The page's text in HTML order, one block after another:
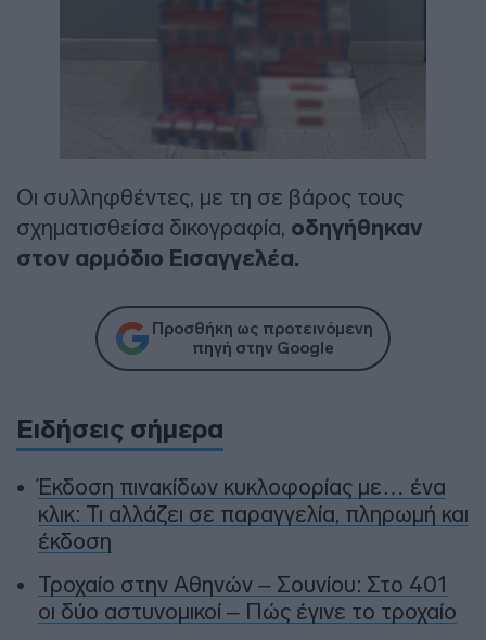
Οι συλληφθέντες, με τη σε βάρος τους
σχηματισθείσα δικογραφία, οδηγήθηκαν
στον αρμόδιο Εισαγγελέα.
Προσθήκη ως προτεινόμενη
πηγή στην Google
Ειδήσεις σήμερα
Έκδοση πινακίδων κυκλοφορίας με… ένα
κλικ: Τι αλλάζει σε παραγγελία, πληρωμή και
έκδοση
Τροχαίο στην Αθηνών – Σουνίου: Στο 401
οι δύο αστυνομικοί – Πώς έγινε το τροχαίο